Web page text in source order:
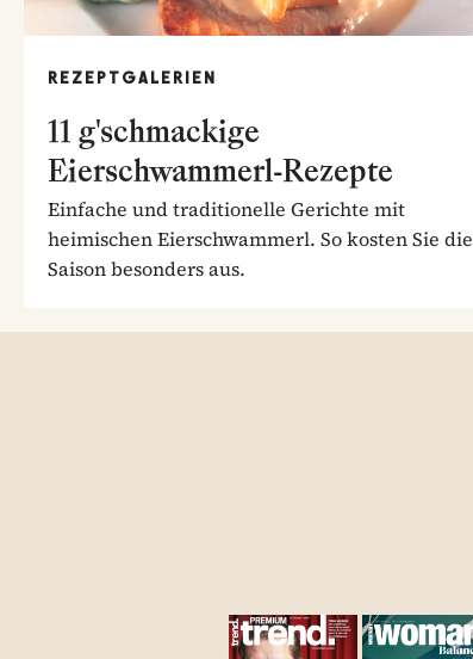
REZEPTGALERIEN
11 g'schmackige
Eierschwammerl-Rezepte
Einfache und traditionelle Gerichte mit
heimischen Eierschwammerl. So kosten Sie die
Saison besonders aus.